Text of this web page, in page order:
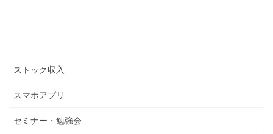
ストック収入
スマホアプリ
セミナー・勉強会